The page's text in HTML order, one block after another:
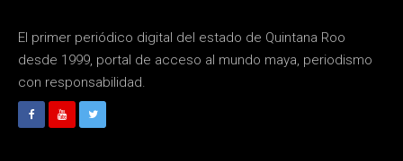
El primer periódico digital del estado de Quintana Roo
desde 1999, portal de acceso al mundo maya, periodismo
con responsabilidad.